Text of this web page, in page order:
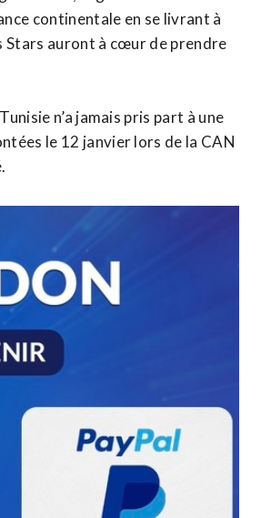
continentale en se livrant à
Stars auront à cœur de prendre
n’a jamais pris part à une
le 12 janvier lors de la CAN